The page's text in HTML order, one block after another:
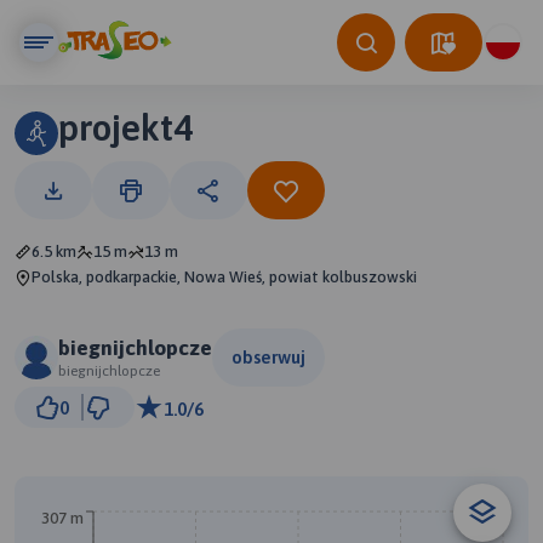
projekt4
6.5 km 15 m
13 m
Polska, podkarpackie, Nowa Wieś, powiat kolbuszowski
biegnijchlopcze
biegnijchlopcze
obserwuj
0 1.0/6
307 m